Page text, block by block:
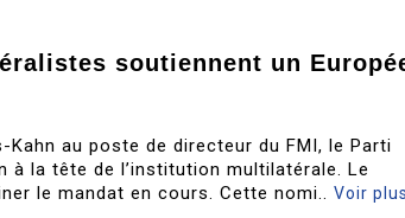
soutiennent un
au poste de directeur du FMI, le Parti
à la tête de l’institution multilatérale. Le
le mandat en cours. Cette nomi.. Voir plus